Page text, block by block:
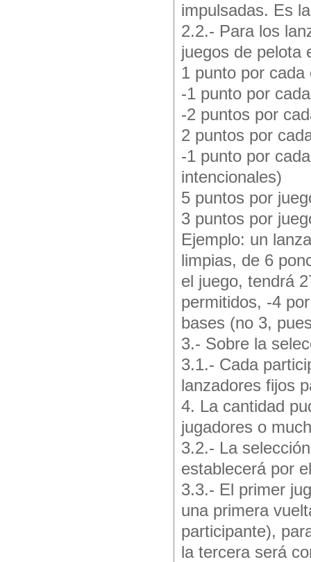
impulsadas. Es
2.2.- Para los
juegos de pelota
1 punto por
-1 punto por
-2 puntos por
2 puntos por
-1 punto por
intencionales)
5 puntos por
3 puntos por
Ejemplo: un
limpias, de 6
el juego, tendrá
permitidos, -4
bases (no 3,
3.- Sobre la
3.1.- Cada
lanzadores fijos
4. La cantidad
jugadores o
3.2.- La
establecerá por
3.3.- El primer
una primera
participante),
la tercera será